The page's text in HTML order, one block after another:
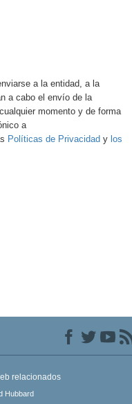
a la entidad, a la
a cabo el envío de la
momento y de forma
a
Políticas de Privacidad y los
relacionados
Hubbard